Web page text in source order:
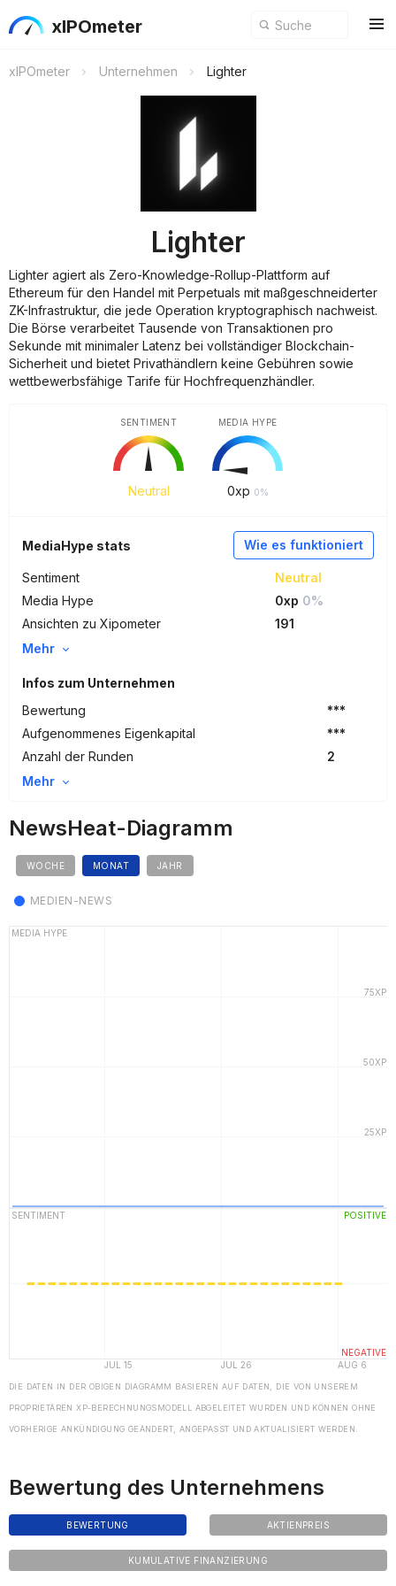
xIPOmeter
xIPOmeter Unternehmen Lighter
Lighter
Lighter agiert als Zero-Knowledge-Rollup-Plattform auf
Ethereum für den Handel mit Perpetuals mit maßgeschneiderter
ZK-Infrastruktur, die jede Operation kryptographisch nachweist.
Die Börse verarbeitet Tausende von Transaktionen pro
Sekunde mit minimaler Latenz bei vollständiger Blockchain-
Sicherheit und bietet Privathändlern keine Gebühren sowie
wettbewerbsfähige Tarife für Hochfrequenzhändler.
Neutral
SENTIMENT
0xp 0%
MEDIA HYPE
Wie es funktioniert
MediaHype stats
Sentiment
Neutral
Media Hype
0xp 0%
Ansichten zu Xipometer
191
Mehr
Infos zum Unternehmen
Bewertung
***
Aufgenommenes Eigenkapital
***
Anzahl der Runden
2
Mehr
NewsHeat-Diagramm
WOCHE MONAT JAHR
MEDIEN-NEWS
DIE DATEN IN DER OBIGEN DIAGRAMM BASIEREN AUF DATEN, DIE VON UNSEREM
PROPRIETÄREN XP-BERECHNUNGSMODELL ABGELEITET WURDEN UND KÖNNEN OHNE
VORHERIGE ANKÜNDIGUNG GEÄNDERT, ANGEPASST UND AKTUALISIERT WERDEN.
Bewertung des Unternehmens
BEWERTUNG AKTIENPREIS
KUMULATIVE FINANZIERUNG